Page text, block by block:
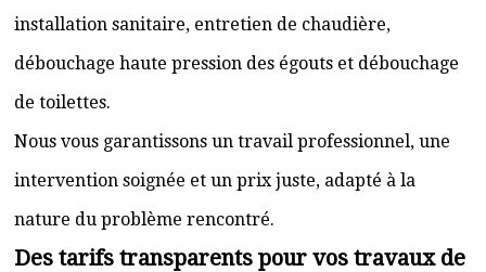
installation sanitaire, entretien de chaudière,
débouchage haute pression des égouts et débouchage
de toilettes.
Nous vous garantissons un travail professionnel, une
intervention soignée et un prix juste, adapté à la
nature du problème rencontré.
Des tarifs transparents pour vos travaux de